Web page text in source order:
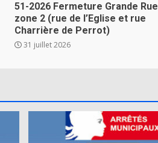
51-2026 Fermeture Grande Rue
zone 2 (rue de l’Eglise et rue
Charrière de Perrot)
31 juillet 2026